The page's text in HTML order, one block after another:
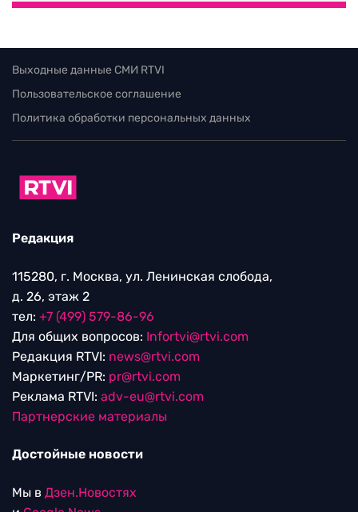
Выходные данные СМИ RTVI
Пользовательское соглашение
Политика обработки персональных данных
Редакция
115280, г. Москва, ул. Ленинская слобода,
д. 26, этаж 2
тел: +7 (499) 579-86-96
Для общих вопросов: Infortvi@rtvi.com
Редакция RTVI: news@rtvi.com
Маркетинг/PR: pr@rtvi.com
Реклама RTVI: adv-eu@rtvi.com
Партнерские материалы
Достойные новости
Мы в Дзен.Новостях